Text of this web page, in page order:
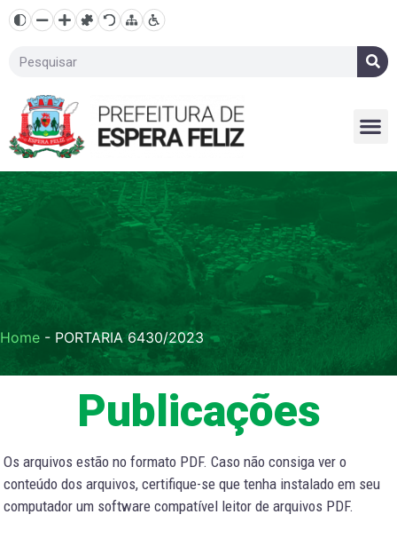
Home - PORTARIA 6430/2023
Publicações
Os arquivos estão no formato PDF. Caso não consiga ver o
conteúdo dos arquivos, certifique-se que tenha instalado em seu
computador um software compatível leitor de arquivos PDF.